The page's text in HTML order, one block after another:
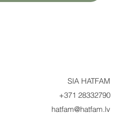
SIA HATFAM
+371 28332790
hatfam@hatfam.lv